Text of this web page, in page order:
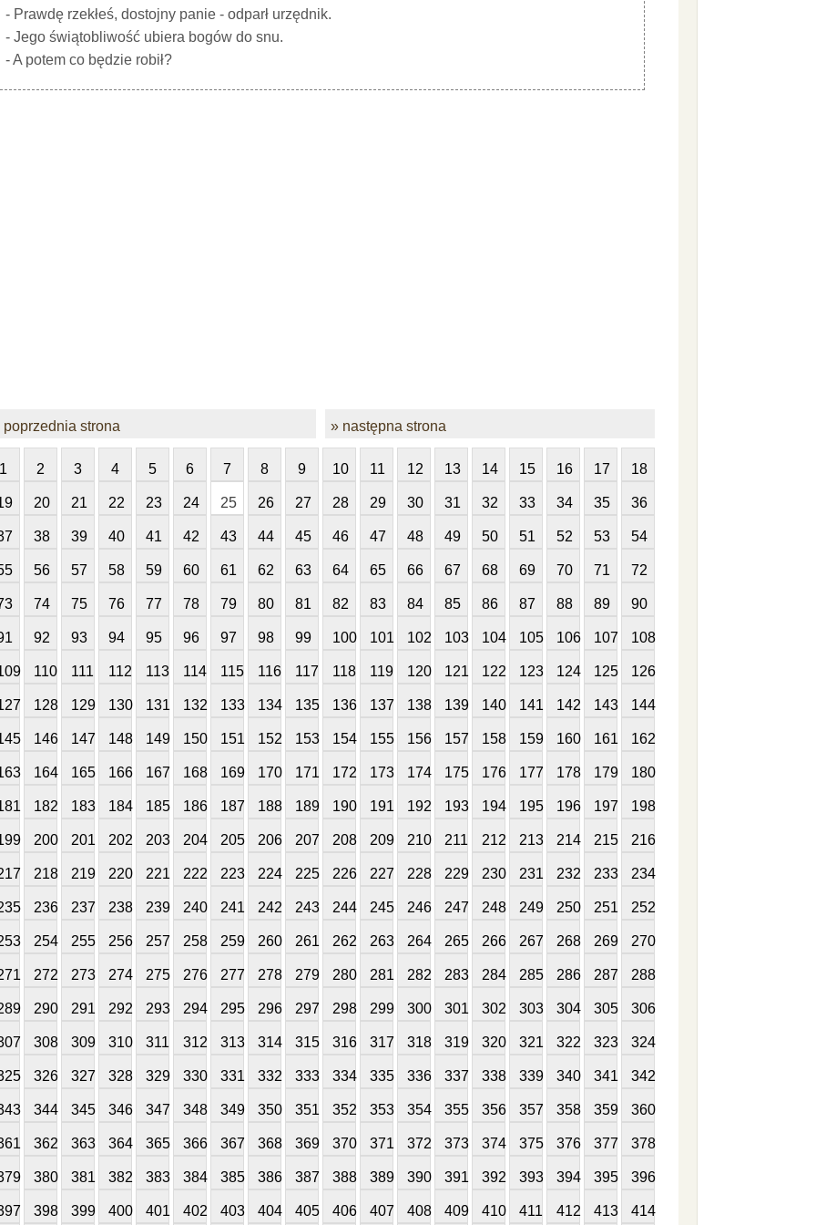
- Prawdę rzekłeś, dostojny panie - odparł urzędnik.
- Jego świątobliwość ubiera bogów do snu.
- A potem co będzie robił?
poprzednia strona » następna strona
1 2 3 4 5 6 7 8 9 10 11 12 13 14 15 16 17 18
20 21 22 23 24 25 26 27 28 29 30 31 32 33 34 35 36
38 39 40 41 42 43 44 45 46 47 48 49 50 51 52 53 54
56 57 58 59 60 61 62 63 64 65 66 67 68 69 70 71 72
74 75 76 77 78 79 80 81 82 83 84 85 86 87 88 89 90
92 93 94 95 96 97 98 99 100 101 102 103 104 105 106 107 108
110 111 112 113 114 115 116 117 118 119 120 121 122 123 124 125 126
128 129 130 131 132 133 134 135 136 137 138 139 140 141 142 143 144
146 147 148 149 150 151 152 153 154 155 156 157 158 159 160 161 162
164 165 166 167 168 169 170 171 172 173 174 175 176 177 178 179 180
182 183 184 185 186 187 188 189 190 191 192 193 194 195 196 197 198
200 201 202 203 204 205 206 207 208 209 210 211 212 213 214 215 216
218 219 220 221 222 223 224 225 226 227 228 229 230 231 232 233 234
236 237 238 239 240 241 242 243 244 245 246 247 248 249 250 251 252
254 255 256 257 258 259 260 261 262 263 264 265 266 267 268 269 270
272 273 274 275 276 277 278 279 280 281 282 283 284 285 286 287 288
290 291 292 293 294 295 296 297 298 299 300 301 302 303 304 305 306
308 309 310 311 312 313 314 315 316 317 318 319 320 321 322 323 324
326 327 328 329 330 331 332 333 334 335 336 337 338 339 340 341 342
344 345 346 347 348 349 350 351 352 353 354 355 356 357 358 359 360
362 363 364 365 366 367 368 369 370 371 372 373 374 375 376 377 378
380 381 382 383 384 385 386 387 388 389 390 391 392 393 394 395 396
398 399 400 401 402 403 404 405 406 407 408 409 410 411 412 413 414